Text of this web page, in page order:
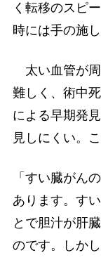
く転移のスピ
時には手の施
太い血管が周
難しく、術中
による早期発
見しにくい。
「すい臓がん
あります。す
とで胆汁が肝
のです。しか